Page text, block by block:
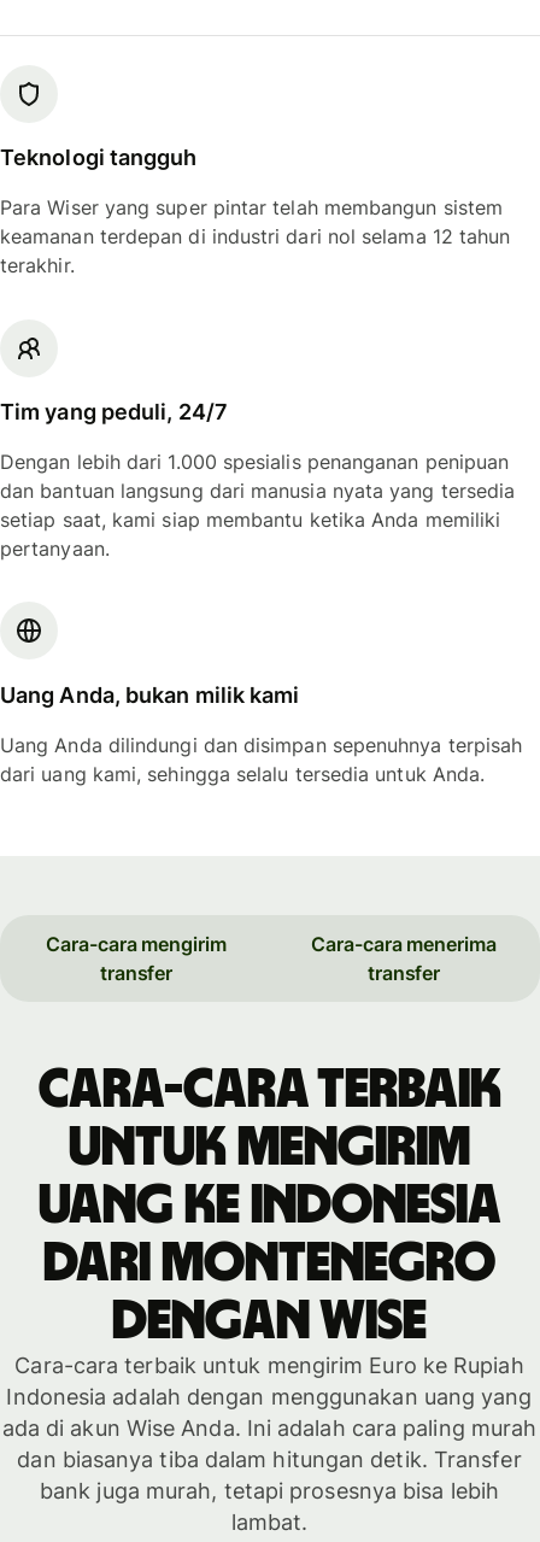
Teknologi tangguh
Para Wiser yang super pintar telah membangun sistem
keamanan terdepan di industri dari nol selama 12 tahun
terakhir.
Tim yang peduli, 24/7
Dengan lebih dari 1.000 spesialis penanganan penipuan
dan bantuan langsung dari manusia nyata yang tersedia
setiap saat, kami siap membantu ketika Anda memiliki
pertanyaan.
Uang Anda, bukan milik kami
Uang Anda dilindungi dan disimpan sepenuhnya terpisah
dari uang kami, sehingga selalu tersedia untuk Anda.
Cara-cara mengirim
transfer
Cara-cara menerima
transfer
Cara-cara terbaik
untuk mengirim
uang ke Indonesia
dari Montenegro
dengan WISE
Cara-cara terbaik untuk mengirim Euro ke Rupiah
Indonesia adalah dengan menggunakan uang yang
ada di akun Wise Anda. Ini adalah cara paling murah
dan biasanya tiba dalam hitungan detik. Transfer
bank juga murah, tetapi prosesnya bisa lebih
lambat.